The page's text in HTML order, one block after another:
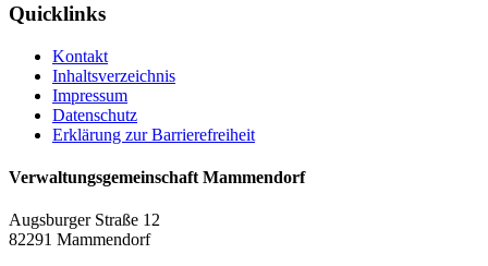
Quicklinks
Kontakt
Inhaltsverzeichnis
Impressum
Datenschutz
Erklärung zur Barrierefreiheit
Verwaltungsgemeinschaft Mammendorf
Augsburger Straße 12
82291 Mammendorf